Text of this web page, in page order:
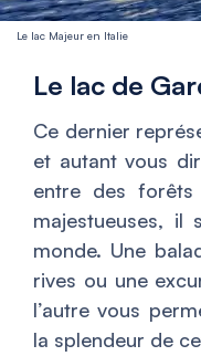
Le lac Majeur en Italie
Le lac de
Ce dernier
et autant vous
entre des forêts
majestueuses, il
monde. Une
rives ou une
l’autre vous
la splendeur de